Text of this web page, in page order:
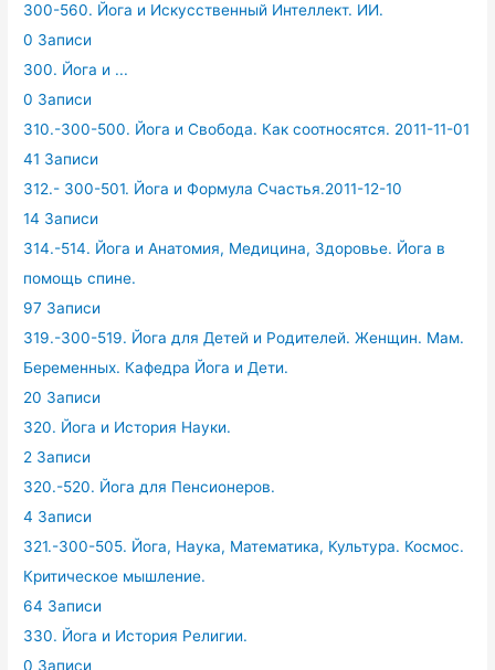
300-560. Йога и Искусственный Интеллект. ИИ.
0 Записи
300. Йога и ...
0 Записи
310.-300-500. Йога и Свобода. Как соотносятся. 2011-11-01
41 Записи
312.- 300-501. Йога и Формула Счастья.2011-12-10
14 Записи
314.-514. Йога и Анатомия, Медицина, Здоровье. Йога в
помощь спине.
97 Записи
319.-300-519. Йога для Детей и Родителей. Женщин. Мам.
Беременных. Кафедра Йога и Дети.
20 Записи
320. Йога и История Науки.
2 Записи
320.-520. Йога для Пенсионеров.
4 Записи
321.-300-505. Йога, Наука, Математика, Культура. Космос.
Критическое мышление.
64 Записи
330. Йога и История Религии.
0 Записи